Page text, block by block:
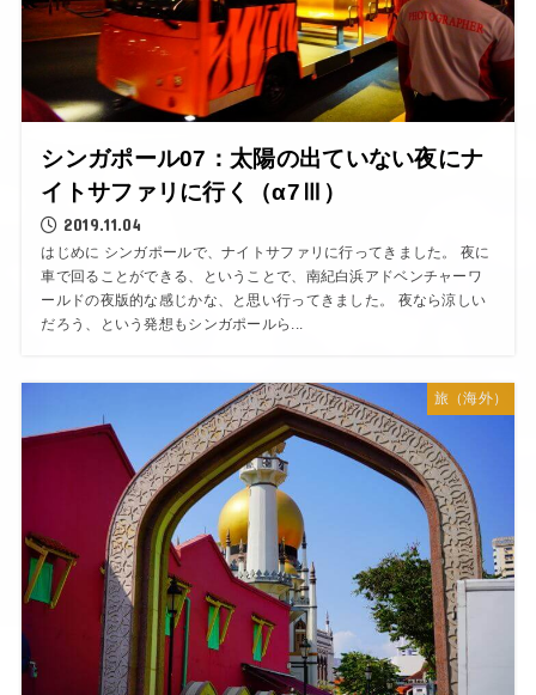
シンガポール07：太陽の出ていない夜にナ
イトサファリに行く（α7Ⅲ）
2019.11.04
はじめに シンガポールで、ナイトサファリに行ってきました。 夜に
車で回ることができる、ということで、南紀白浜アドベンチャーワ
ールドの夜版的な感じかな、と思い行ってきました。 夜なら涼しい
だろう、という発想もシンガポールら...
旅（海外）